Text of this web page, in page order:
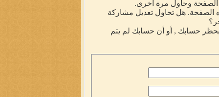
الصفحة وحاول مرة أخرى.
الصفحة. هل تحاول تعديل مشاركة
بحظر حسابك , أو أن حسابك لم يتم